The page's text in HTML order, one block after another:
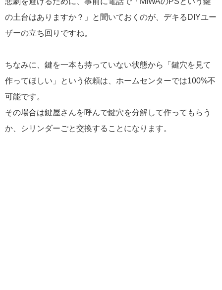
の土台はありますか？」と聞いておくのが、デキるDIYユー
ザーの立ち回りですね。
ちなみに、鍵を一本も持っていない状態から「鍵穴を見て
作ってほしい」という依頼は、ホームセンターでは100%不
可能です。
その場合は鍵屋さんを呼んで鍵穴を分解して作ってもらう
か、シリンダーごと交換することになります。